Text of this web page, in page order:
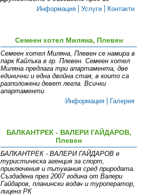
Информация
Услуги Контакти
Семеен хотел Миляна, Плевен
Семеен хотел Миляна, Плевен се намира в
парк Кайлъка в гр. Плевен. Семеен хотел
Миляна предлага три апартамента, две
единични и една двойна стая, в които са
разположени девет легла. Всички
апартаменти
Информация
Галерия
БАЛКАНТРЕК - ВАЛЕРИ ГАЙДАРОВ,
Плевен
БАЛКАНТРЕК - ВАЛЕРИ ГАЙДАРОВ е
туристическа агенция за спорт,
приключения и пътувания сред природата.
Създадена през 2007 година от Валери
Гайдаров, планински водач и туроператор,
лиценз РК